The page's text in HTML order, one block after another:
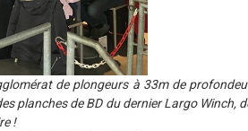
de plongeurs à 33m de
planches de BD du dernier Largo Winch,
!